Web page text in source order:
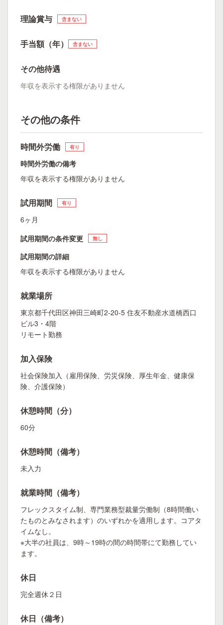
理論賞与 含まない
手当額（年） 含まない
その他待遇
年収を表示する権限がありません
その他の条件
時間外労働 有り
時間外労働の備考
年収を表示する権限がありません
試用期間 有り
6ヶ月
試用期間の条件変更
無し
試用期間の詳細
年収を表示する権限がありません
就業場所
東京都千代田区神田三崎町2-20-5 住友不動産水道橋西口
ビル3・4階
リモート勤務
加入保険
社会保険加入（雇用保険、労災保険、厚生年金、健康保
険、介護保険）
休憩時間（分）
60分
休憩時間（備考）
未入力
就業時間（備考）
フレックスタイム制、専門業務型裁量労働制（8時間働い
たものとみなされます）のいずれかを適用します。コアタ
イムなし。
※大半の社員は、9時～19時の間の時間帯にて勤務してい
ます。
休日
完全週休２日
休日（備考）